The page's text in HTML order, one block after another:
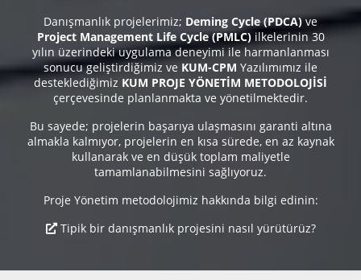
Danışmanlık projelerimiz; Deming Cycle (PDCA)ve
Project Management Life Cycle (PMLC) ilkelerinin 30
yılın üzerindeki uygulama deneyimi ile harmanlanması
sonucu geliştirdiğimiz ve KUM-CPM Yazılımımız ile
desteklediğimiz KUM PROJE YÖNETİM METODOLOJİSİ
çerçevesinde planlanmakta ve yönetilmektedir.
Bu sayede; projelerin başarıya ulaşmasını garanti altına
almakla kalmıyor, projelerin en kısa sürede, en az kaynak
kullanarak ve en düşük toplam maliyetle
tamamlanabilmesini sağlıyoruz.
Proje Yönetim metodolojimiz hakkında bilgi edinin:
Tipik bir danışmanlık projesini nasıl yürütürüz?